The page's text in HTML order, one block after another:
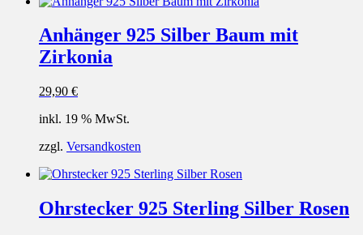
Anhänger 925 Silber Baum mit
Zirkonia
29,90 €
inkl. 19 % MwSt.
zzgl. Versandkosten
Ohrstecker 925 Sterling Silber Rosen